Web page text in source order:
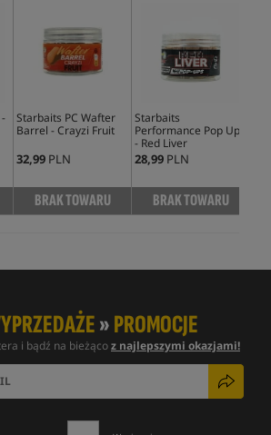
Starbaits PC Wafter
Barrel - Crayzi Fruit
32,99 PLN
BRAK TOWARU
Starbaits
Performance Pop Ups
- Red Liver
28,99 PLN
BRAK TOWARU
»PROMOCJE
i bądź na bieżącoz najlepszymi okazjami!